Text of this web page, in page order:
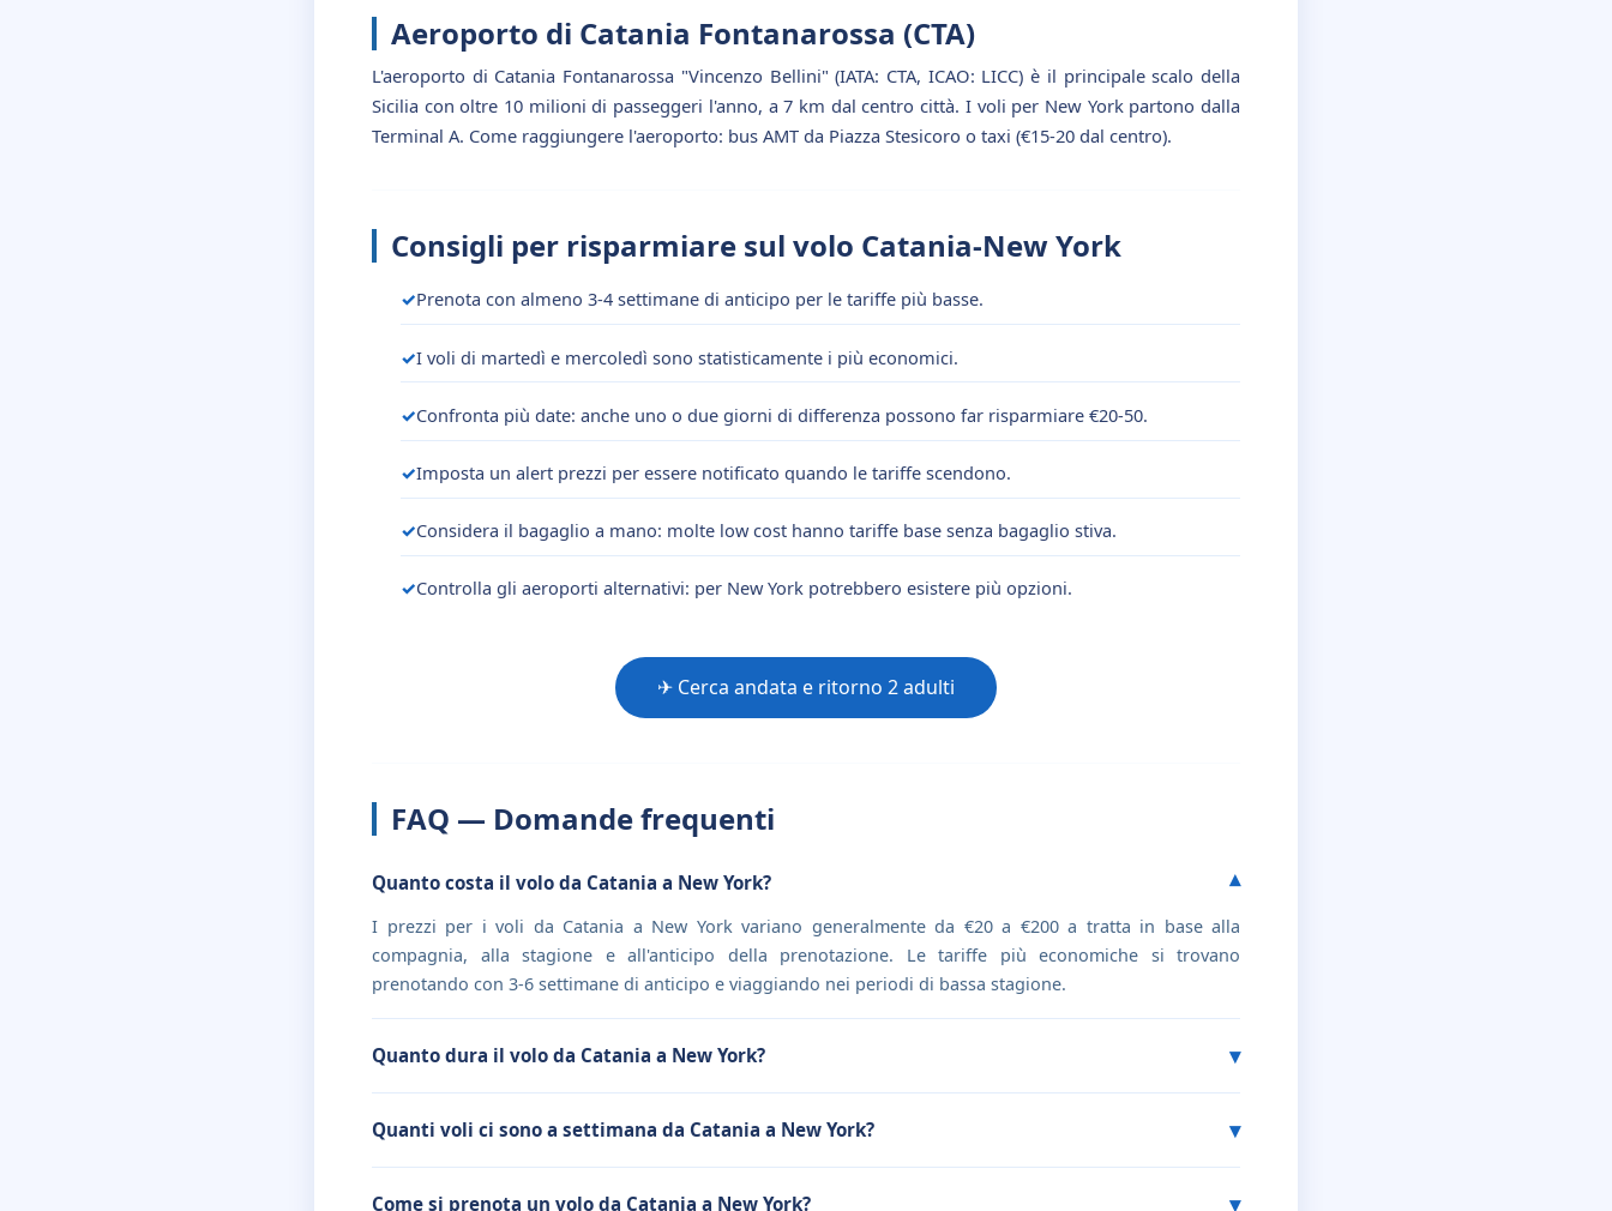
Aeroporto di Catania Fontanarossa (CTA)
L'aeroporto di Catania Fontanarossa "Vincenzo Bellini" (IATA: CTA, ICAO: LICC) è il principale scalo della
Sicilia con oltre 10 milioni di passeggeri l'anno, a 7 km dal centro città. I voli per New York partono dalla
Terminal A. Come raggiungere l'aeroporto: bus AMT da Piazza Stesicoro o taxi (€15-20 dal centro).
Consigli per risparmiare sul volo Catania-New York
Prenota con almeno 3-4 settimane di anticipo per le tariffe più basse.
I voli di martedì e mercoledì sono statisticamente i più economici.
Confronta più date: anche uno o due giorni di differenza possono far risparmiare €20-50.
Imposta un alert prezzi per essere notificato quando le tariffe scendono.
Considera il bagaglio a mano: molte low cost hanno tariffe base senza bagaglio stiva.
Controlla gli aeroporti alternativi: per New York potrebbero esistere più opzioni.
✈ Cerca andata e ritorno 2 adulti
FAQ — Domande frequenti
Quanto costa il volo da Catania a New York?
I prezzi per i voli da Catania a New York variano generalmente da €20 a €200 a tratta in base alla
compagnia, alla stagione e all'anticipo della prenotazione. Le tariffe più economiche si trovano
prenotando con 3-6 settimane di anticipo e viaggiando nei periodi di bassa stagione.
Quanto dura il volo da Catania a New York?
Quanti voli ci sono a settimana da Catania a New York?
Come si prenota un volo da Catania a New York?